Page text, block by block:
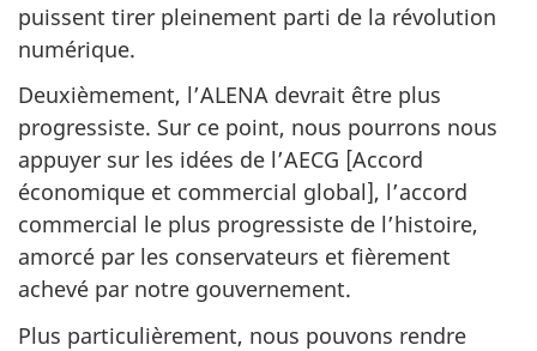
puissent tirer pleinement parti de la révolution
numérique.
Deuxièmement, l’ALENA devrait être plus
progressiste. Sur ce point, nous pourrons nous
appuyer sur les idées de l’AECG [Accord
économique et commercial global], l’accord
commercial le plus progressiste de l’histoire,
amorcé par les conservateurs et fièrement
achevé par notre gouvernement.
Plus particulièrement, nous pouvons rendre